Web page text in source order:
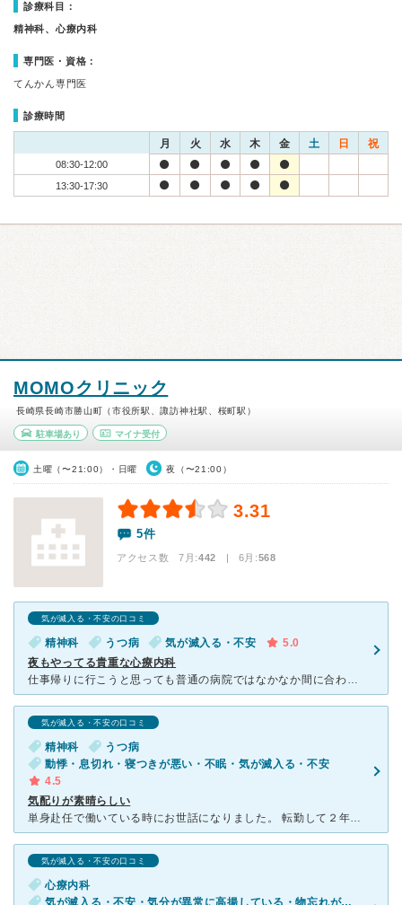
診療科目：
精神科、心療内科
専門医・資格：
てんかん専門医
診療時間
月 火 水 木 金 土 日 祝
08:30-12:00
13:30-17:30
MOMOクリニック
長崎県長崎市勝山町（市役所駅、諏訪神社駅、桜町駅）
駐車場あり マイナ受付
土曜（〜21:00）・日曜 夜（〜21:00）
3.31
5件
アクセス数 7月:442 | 6月:568
気が滅入る・不安の口コミ
精神科 うつ病 気が滅入る・不安
5.0
夜もやってる貴重な心療内科
仕事帰りに行こうと思っても普通の病院ではなかなか間に合わず困っていました。 こちらは夜9時までやっているので助かりました。 先生は随分とお世話になりました。 こちらが何を話して良いのか考えが
気が滅入る・不安の口コミ
精神科
うつ病
動悸・息切れ・寝つきが悪い・不眠・気が滅入る・不安
4.5
気配りが素晴らしい
単身赴任で働いている時にお世話になりました。 転勤して２年がたち、疲労がたまっていましたが、不調が治らないため、相談に行きました。 私のまとまっていない話も、嫌がらずきいていただけ、いろんな事情も
気が滅入る・不安の口コミ
心療内科
気が滅入る・不安・気分が異常に高揚している・物忘れがひどい・過眠